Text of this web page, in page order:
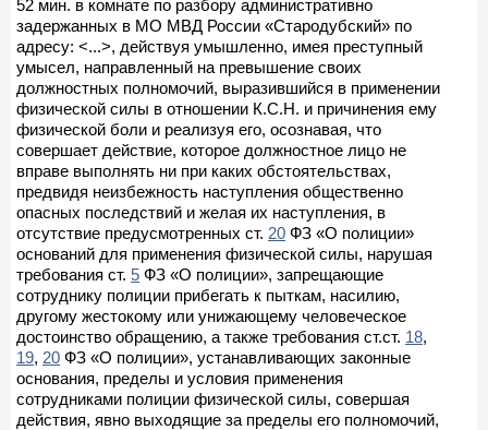
52 мин. в комнате по разбору административно
задержанных в МО МВД России «Стародубский» по
адресу: <...>, действуя умышленно, имея преступный
умысел, направленный на превышение своих
должностных полномочий, выразившийся в применении
физической силы в отношении К.С.Н. и причинения ему
физической боли и реализуя его, осознавая, что
совершает действие, которое должностное лицо не
вправе выполнять ни при каких обстоятельствах,
предвидя неизбежность наступления общественно
опасных последствий и желая их наступления, в
отсутствие предусмотренных ст. 20 ФЗ «О полиции»
оснований для применения физической силы, нарушая
требования ст. 5 ФЗ «О полиции», запрещающие
сотруднику полиции прибегать к пыткам, насилию,
другому жестокому или унижающему человеческое
достоинство обращению, а также требования ст.ст. 18,
19, 20 ФЗ «О полиции», устанавливающих законные
основания, пределы и условия применения
сотрудниками полиции физической силы, совершая
действия, явно выходящие за пределы его полномочий,